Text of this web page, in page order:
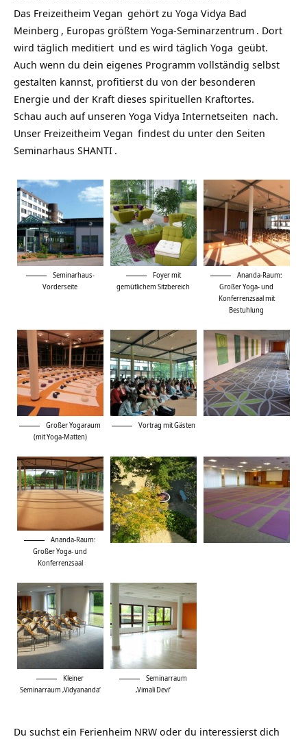
Das Freizeitheim Vegan gehört zu Yoga Vidya Bad
Meinberg , Europas größtem Yoga-Seminarzentrum . Dort
wird täglich meditiert und es wird täglich Yoga geübt.
Auch wenn du dein eigenes Programm vollständig selbst
gestalten kannst, profitierst du von der besonderen
Energie und der Kraft dieses spirituellen Kraftortes.
Schau auch auf unseren Yoga Vidya Internetseiten nach.
Unser Freizeitheim Vegan findest du unter den Seiten
Seminarhaus SHANTI .
Seminarhaus-
Vorderseite
Foyer mit
gemütlichem Sitzbereich
Ananda-Raum:
Großer Yoga- und
Konferrenzsaal mit
Bestuhlung
Großer Yogaraum
(mit Yoga-Matten)
Vortrag mit Gästen
Ananda-Raum:
Großer Yoga- und
Konferrenzsaal
Kleiner
Seminarraum ‚Vidyananda‘
Seminarraum
‚Vimali Devi‘
Du suchst ein Ferienheim NRW oder du interessierst dich